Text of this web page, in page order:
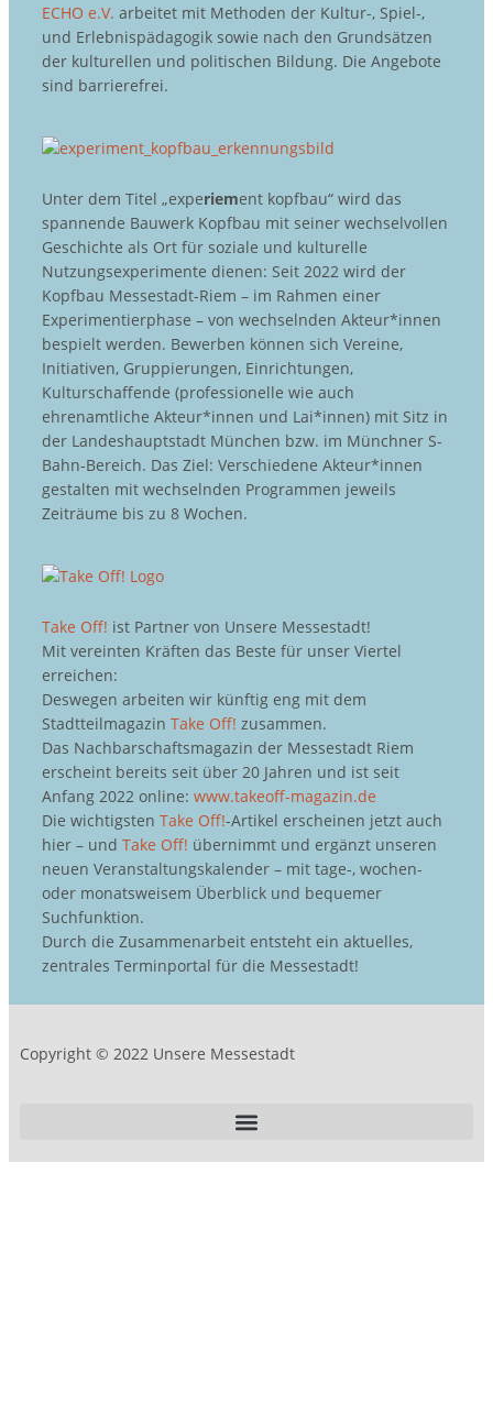
ECHO e.V. arbeitet mit Methoden der Kultur-, Spiel-,
und Erlebnispädagogik sowie nach den Grundsätzen
der kulturellen und politischen Bildung. Die Angebote
sind barrierefrei.
Unter dem Titel „experiement kopfbau“ wird das
spannende Bauwerk Kopfbau mit seiner wechselvollen
Geschichte als Ort für soziale und kulturelle
Nutzungsexperimente dienen: Seit 2022 wird der
Kopfbau Messestadt-Riem – im Rahmen einer
Experimentierphase – von wechselnden Akteur*innen
bespielt werden. Bewerben können sich Vereine,
Initiativen, Gruppierungen, Einrichtungen,
Kulturschaffende (professionelle wie auch
ehrenamtliche Akteur*innen und Lai*innen) mit Sitz in
der Landeshauptstadt München bzw. im Münchner S-
Bahn-Bereich. Das Ziel: Verschiedene Akteur*innen
gestalten mit wechselnden Programmen jeweils
Zeiträume bis zu 8 Wochen.
Take Off! ist Partner von Unsere Messestadt!
Mit vereinten Kräften das Beste für unser Viertel
erreichen:
Deswegen arbeiten wir künftig eng mit dem
Stadtteilmagazin Take Off! zusammen.
Das Nachbarschaftsmagazin der Messestadt Riem
erscheint bereits seit über 20 Jahren und ist seit
Anfang 2022 online: www.takeoff-magazin.de
Die wichtigsten Take Off!-Artikel erscheinen jetzt auch
hier – und Take Off! übernimmt und ergänzt unseren
neuen Veranstaltungskalender – mit tage-, wochen-
oder monatsweisem Überblick und bequemer
Suchfunktion.
Durch die Zusammenarbeit entsteht ein aktuelles,
zentrales Terminportal für die Messestadt!
Copyright © 2022 Unsere Messestadt